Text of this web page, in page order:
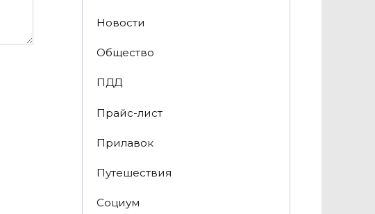
Новости
Общество
ПДД
Прайс-лист
Прилавок
Путешествия
Социум